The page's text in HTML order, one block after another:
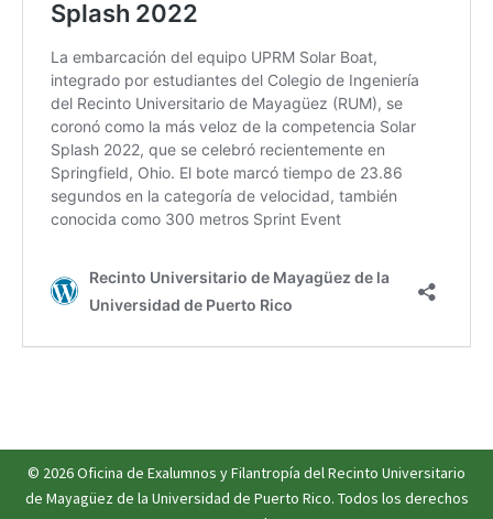
© 2026Oficina de Exalumnos y Filantropía delRecinto Universitario
de Mayagüezde la Universidad de Puerto Rico. Todos los derechos